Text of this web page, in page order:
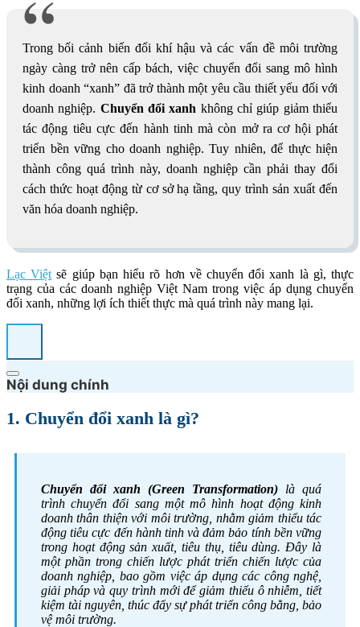
Trong bối cảnh biến đổi khí hậu và các vấn đề môi trường
ngày càng trở nên cấp bách, việc chuyển đổi sang mô hình
kinh doanh “xanh” đã trở thành một yêu cầu thiết yếu đối với
doanh nghiệp. Chuyển đổi xanh không chỉ giúp giảm thiểu
tác động tiêu cực đến hành tinh mà còn mở ra cơ hội phát
triển bền vững cho doanh nghiệp. Tuy nhiên, để thực hiện
thành công quá trình này, doanh nghiệp cần phải thay đổi
cách thức hoạt động từ cơ sở hạ tầng, quy trình sản xuất đến
văn hóa doanh nghiệp.
Lạc Việtsẽ giúp bạn hiểu rõ hơn về chuyển đổi xanh là gì, thực
trạng của các doanh nghiệp Việt Nam trong việc áp dụng chuyển
đổi xanh, những lợi ích thiết thực mà quá trình này mang lại.
Nội dung chính
1. Chuyển đổi xanh là gì?
Chuyển đổi xanh (Green Transformation) là quá
trình chuyển đổi sang một mô hình hoạt động kinh
doanh thân thiện với môi trường, nhằm giảm thiểu tác
động tiêu cực đến hành tinh và đảm bảo tính bền vững
trong hoạt động sản xuất, tiêu thụ, tiêu dùng. Đây là
một phần trong chiến lược phát triển chiến lược của
doanh nghiệp, bao gồm việc áp dụng các công nghệ,
giải pháp và quy trình mới để giảm thiểu ô nhiễm, tiết
kiệm tài nguyên, thúc đẩy sự phát triển công bằng, bảo
vệ môi trường.